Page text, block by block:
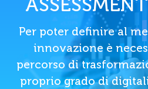
Per poter definire al
innovazione è
percorso di
proprio grado di